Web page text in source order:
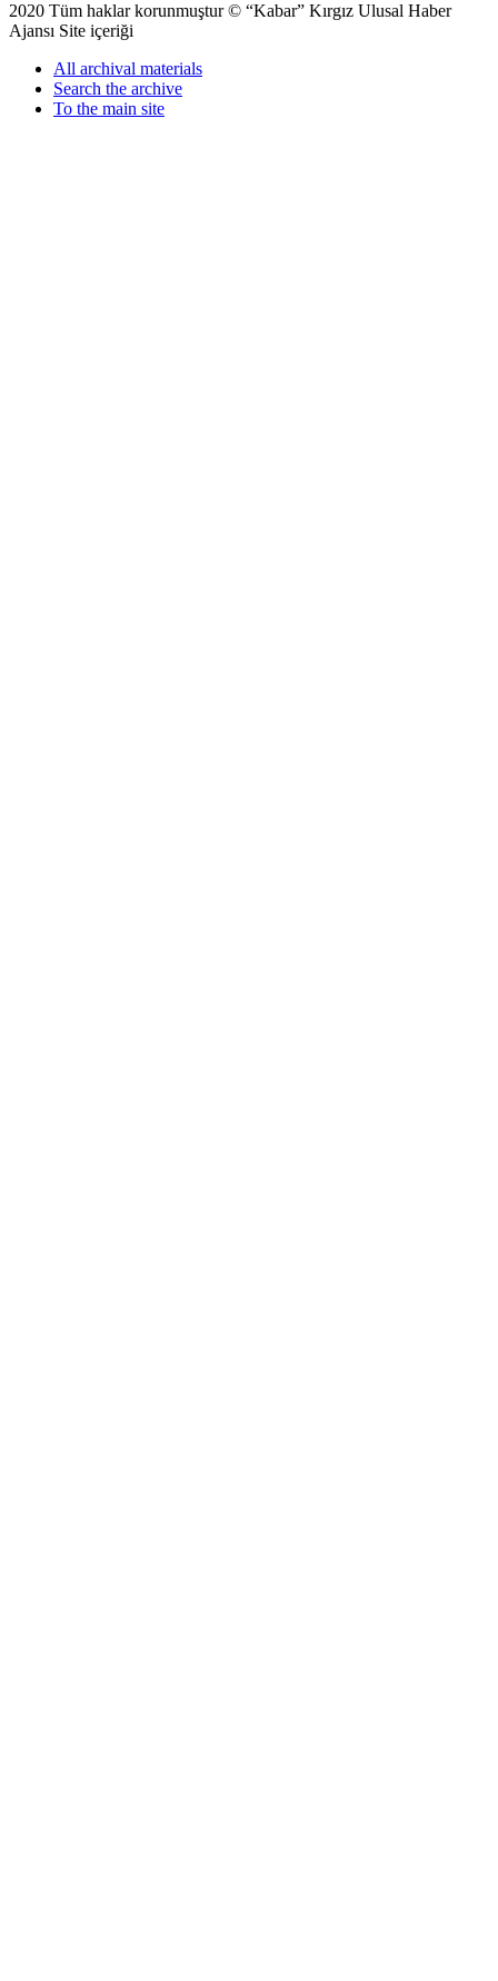
2020 Tüm haklar korunmuştur © “Kabar” Kırgız Ulusal Haber
Ajansı Site içeriği
All archival materials
Search the archive
To the main site